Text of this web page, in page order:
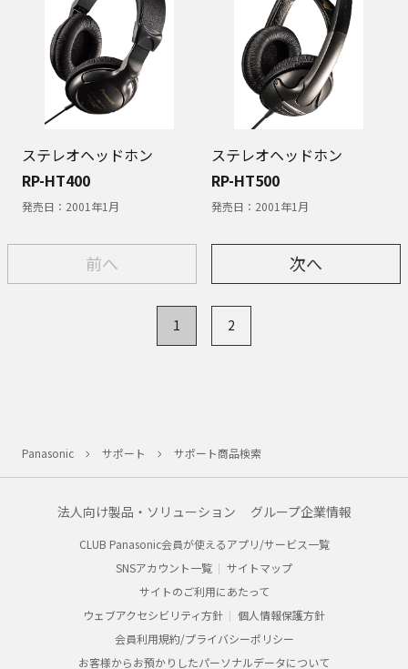
ステレオヘッドホン
RP-HT400
発売日： 2001年1月
ステレオヘッドホン
RP-HT500
発売日： 2001年1月
前へ
1 2
次へ
Panasonic サポート サポート商品検索
法人向け製品・ソリューション グループ企業情報
CLUB Panasonic会員が使えるアプリ/サービス一覧
SNSアカウント一覧
サイトマップ
サイトのご利用にあたって
ウェブアクセシビリティ方針
個人情報保護方針
会員利用規約/プライバシーポリシー
お客様からお預かりしたパーソナルデータについて